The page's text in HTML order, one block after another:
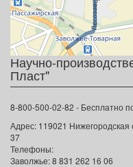
Научно-
Пласт"
8-800-500-02-82 - Бесплатно
Адрес: 119021 Нижегородская
37
Телефоны:
Заволжье:8 831 262 16 06